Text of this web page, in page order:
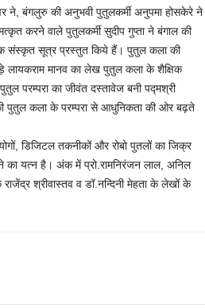
ने, बंगलुरु की अनुभवी पुतुलकर्मी अनुपमा होसकेरे ने
करने वाले पुतुलकर्मी सुदीप गुप्ता ने बंगाल की
संस्कृत सूत्र प्रस्तुत किये हैं। पुतुल कला की
लायकराम मानव का लेख पुतुल कला के शैक्षिक
परम्परा का जीवंत दस्तावेज बनी पद्मश्री
पुतुल कला के परम्परा से आधुनिकता की ओर बढ़ते
डिजिटल तकनीकों और रोबो पुतलों का जिक्र
यत्न है। अंक में प्रो.रामनिरंजन लाल, अनिल
श्रीवास्तव व डॉ.नन्दिनी मेहता के लेखों के